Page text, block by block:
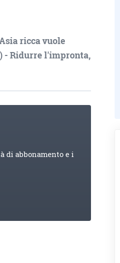
ricca vuole
- Ridurre l'impronta,
di abbonamento e i